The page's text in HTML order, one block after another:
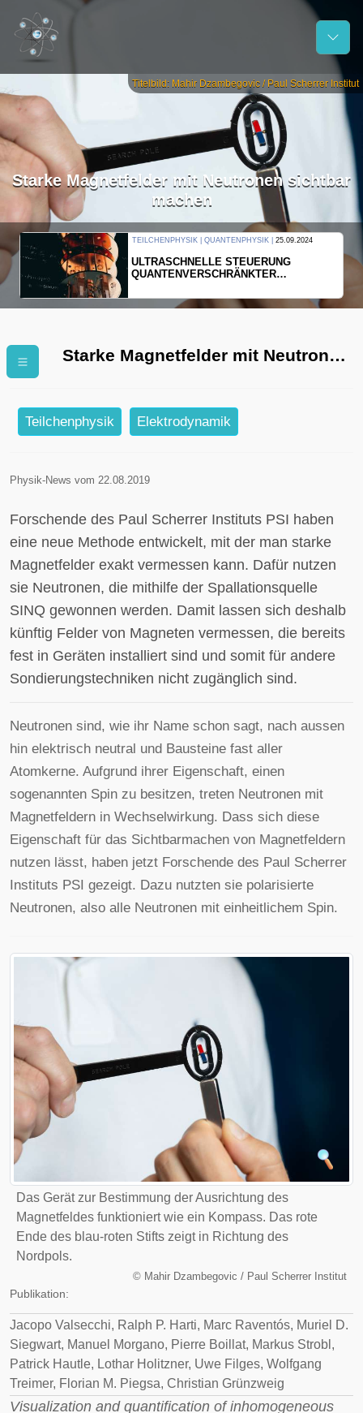
Titelbild: Mahir Dzambegovic / Paul Scherrer Institut
Starke Magnetfelder mit Neutronen sichtbar
machen
THERMODYNAMIK | WELLENLEHRE |23.09.2024
FORSCHER ERZEUGEN
EINDIMENSIONALES GAS AUS LICHT
Starke Magnetfelder mit Neutronen
Teilchenphysik Elektrodynamik
Physik-News vom 22.08.2019
Forschende des Paul Scherrer Instituts PSI haben
eine neue Methode entwickelt, mit der man starke
Magnetfelder exakt vermessen kann. Dafür nutzen
sie Neutronen, die mithilfe der Spallationsquelle
SINQ gewonnen werden. Damit lassen sich deshalb
künftig Felder von Magneten vermessen, die bereits
fest in Geräten installiert sind und somit für andere
Sondierungstechniken nicht zugänglich sind.
Neutronen sind, wie ihr Name schon sagt, nach aussen
hin elektrisch neutral und Bausteine fast aller
Atomkerne. Aufgrund ihrer Eigenschaft, einen
sogenannten Spin zu besitzen, treten Neutronen mit
Magnetfeldern in Wechselwirkung. Dass sich diese
Eigenschaft für das Sichtbarmachen von Magnetfeldern
nutzen lässt, haben jetzt Forschende des Paul Scherrer
Instituts PSI gezeigt. Dazu nutzten sie polarisierte
Neutronen, also alle Neutronen mit einheitlichem Spin.
Das Gerät zur Bestimmung der Ausrichtung des
Magnetfeldes funktioniert wie ein Kompass. Das rote
Ende des blau-roten Stifts zeigt in Richtung des
Nordpols.
© Mahir Dzambegovic / Paul Scherrer Institut
Publikation:
Jacopo Valsecchi, Ralph P. Harti, Marc Raventós, Muriel D.
Siegwart, Manuel Morgano, Pierre Boillat, Markus Strobl,
Patrick Hautle, Lothar Holitzner, Uwe Filges, Wolfgang
Treimer, Florian M. Piegsa, Christian Grünzweig
Visualization and quantification of inhomogeneous